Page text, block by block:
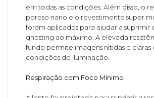
em todas as condições. Além disso, o
poroso nano e o revestimento super
foram aplicados para ajudar a suprimir
ghosting ao máximo. A elevada
fundo permite imagens nítidas e claras
condições de iluminação.
Respiração com Foco Mínimo